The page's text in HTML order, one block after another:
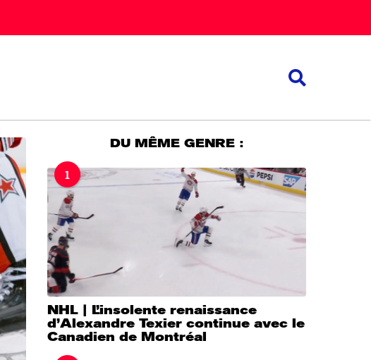
DU MÊME GENRE :
1
NHL | L’insolente renaissance
d’Alexandre Texier continue avec le
Canadien de Montréal